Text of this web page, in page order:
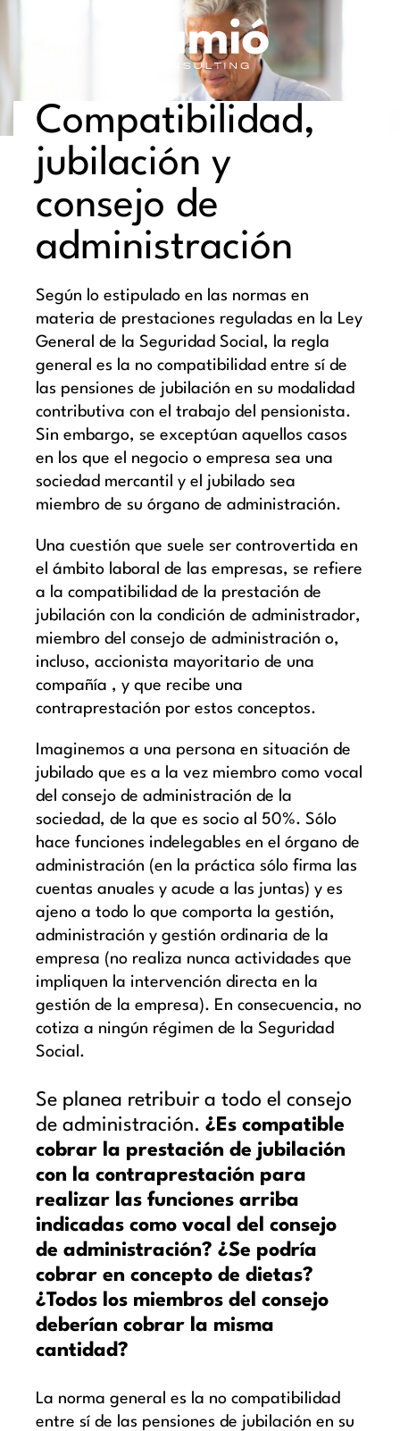
Compatibilidad,
jubilación y
consejo de
administración
Según lo estipulado en las normas en
materia de prestaciones reguladas en la Ley
General de la Seguridad Social, la regla
general es la no compatibilidad entre sí de
las pensiones de jubilación en su modalidad
contributiva con el trabajo del pensionista.
Sin embargo, se exceptúan aquellos casos
en los que el negocio o empresa sea una
sociedad mercantil y el jubilado sea
miembro de su órgano de administración.
Una cuestión que suele ser controvertida en
el ámbito laboral de las empresas, se refiere
a la compatibilidad de la prestación de
jubilación con la condición de administrador,
miembro del consejo de administración o,
incluso, accionista mayoritario de una
compañía , y que recibe una
contraprestación por estos conceptos.
Imaginemos a una persona en situación de
jubilado que es a la vez miembro como vocal
del consejo de administración de la
sociedad, de la que es socio al 50%. Sólo
hace funciones indelegables en el órgano de
administración (en la práctica sólo firma las
cuentas anuales y acude a las juntas) y es
ajeno a todo lo que comporta la gestión,
administración y gestión ordinaria de la
empresa (no realiza nunca actividades que
impliquen la intervención directa en la
gestión de la empresa). En consecuencia, no
cotiza a ningún régimen de la Seguridad
Social.
Se planea retribuir a todo el consejo
de administración.¿Es compatible
cobrar la prestación de jubilación
con la contraprestación para
realizar las funciones arriba
indicadas como vocal del consejo
de administración? ¿Se podría
cobrar en concepto de dietas?
¿Todos los miembros del consejo
deberían cobrar la misma
cantidad?
La norma general es la no compatibilidad
entre sí de las pensiones de jubilación en su